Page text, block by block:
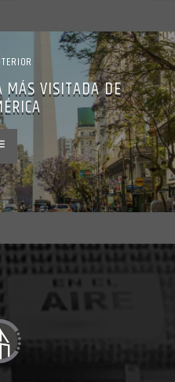
MÁS VISITADA DE